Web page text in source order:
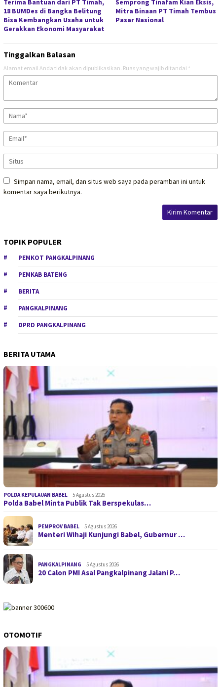
Terima Bantuan dari PT Timah,
18 BUMDes di Bangka Belitung
Bisa Kembangkan Usaha untuk
Gerakkan Ekonomi Masyarakat
Semprong Tinafam Kian Eksis,
Mitra Binaan PT Timah Tembus
Pasar Nasional
Tinggalkan Balasan
Alamat email Anda tidak akan dipublikasikan. Ruas yang wajib ditandai *
Simpan nama, email, dan situs web saya pada peramban ini untuk
komentar saya berikutnya.
TOPIK POPULER
PEMKOT PANGKALPINANG
PEMKAB BATENG
BERITA
PANGKALPINANG
DPRD PANGKALPINANG
BERITA UTAMA
POLDA KEPULAUAN BABEL 5 Agustus 2026
Polda Babel Minta Publik Tak Berspekulas…
PEMPROV BABEL 5 Agustus 2026
Menteri Wihaji Kunjungi Babel, Gubernur …
PANGKALPINANG 5 Agustus 2026
20 Calon PMI Asal Pangkalpinang Jalani P…
OTOMOTIF